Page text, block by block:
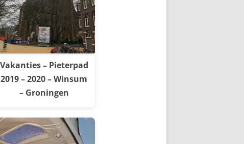
Vakanties – Pieterpad
2019 – 2020 – Winsum
– Groningen